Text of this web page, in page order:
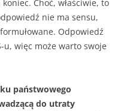
Choć, właściwie, to
nie ma sensu,
Odpowiedź
u, więc może warto swoje
państwowego
do utraty